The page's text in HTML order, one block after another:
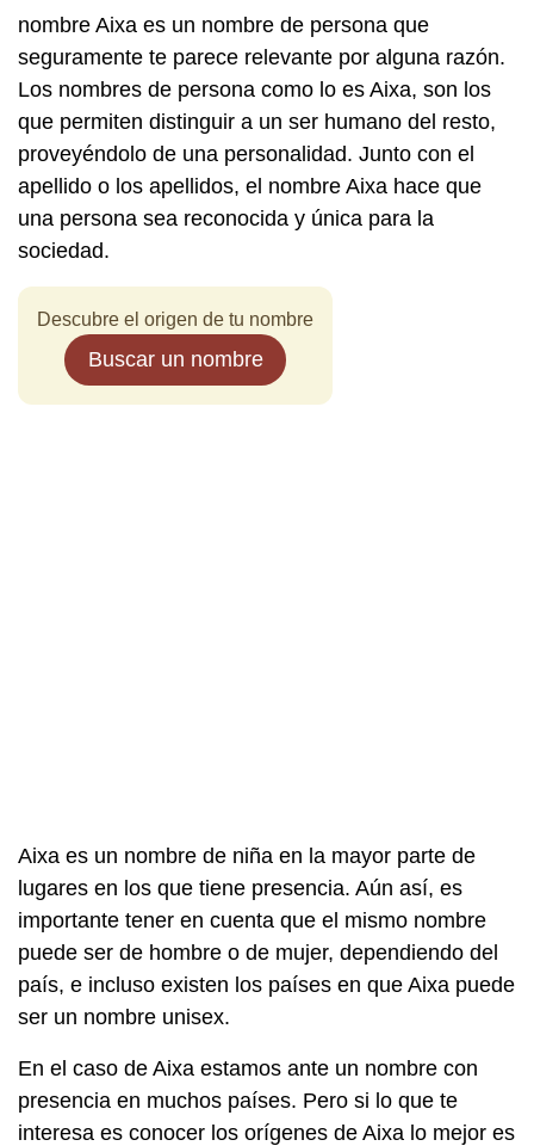
nombre Aixa es un nombre de persona que
seguramente te parece relevante por alguna razón.
Los nombres de persona como lo es Aixa, son los
que permiten distinguir a un ser humano del resto,
proveyéndolo de una personalidad. Junto con el
apellido o los apellidos, el nombre Aixa hace que
una persona sea reconocida y única para la
sociedad.
Descubre el origen de tu nombre
Buscar un nombre
Aixa es un nombre de niña en la mayor parte de
lugares en los que tiene presencia. Aún así, es
importante tener en cuenta que el mismo nombre
puede ser de hombre o de mujer, dependiendo del
país, e incluso existen los países en que Aixa puede
ser un nombre unisex.
En el caso de Aixa estamos ante un nombre con
presencia en muchos países. Pero si lo que te
interesa es conocer los orígenes de Aixa lo mejor es